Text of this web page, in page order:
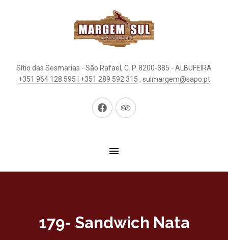
Sítio das Sesmarias - São Rafael, C. P. 8200-385 - ALBUFEIRA
+351 964 128 595 | +351 289 592 315 , sulmargem@sapo.pt
New
New
179- Sandwich Nata